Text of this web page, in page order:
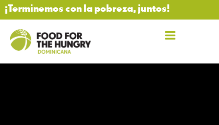
¡Terminemos con la pobreza, juntos!